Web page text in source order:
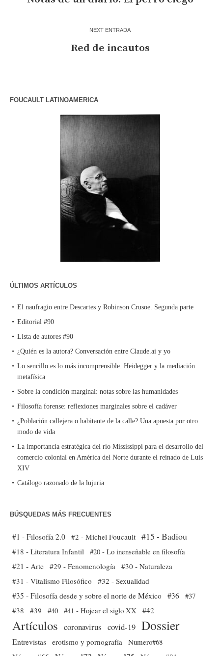
NEXT ENTRADA
Red de incautos
FOUCAULT LATINOAMERICA
ÚLTIMOS ARTÍCULOS
El naufragio entre Descartes y Robinson Crusoe. Segunda parte
Editorial #90
Lista de autores #90
¿Quién es la autora? Conversación entre Claude.ai y yo
Lo sencillo es lo más incomprensible. Heidegger y la mediación
metafísica
Sobre la condición marginal: notas sobre las humanidades
Filosofía forense: reflexiones marginales sobre el cadáver
¿Población callejera o habitante de la calle? Una apuesta por otro
modo de vida
La importancia estratégica del río Mississippi para el desarrollo del
comercio colonial en América del Norte durante el reinado de Luis
XIV
Catálogo razonado de la lujuria
BÚSQUEDAS MÁS FRECUENTES
#1 - Filosofía 2.0 #2 - Michel Foucault #15 - Badiou
#18 - Literatura Infantil #20 - Lo inenseñable en filosofía
#21 - Arte #29 - Fenomenología #30 - Naturaleza
#31 - Vitalismo Filosófico
#32 - Sexualidad
#35 - Filosofía desde y sobre el norte de México #36 #37
#38
#39 #40 #41 - Hojear el siglo XX #42
Artículos coronavirus covid-19 Dossier
Entrevistas erotismo y pornografía Numero#68